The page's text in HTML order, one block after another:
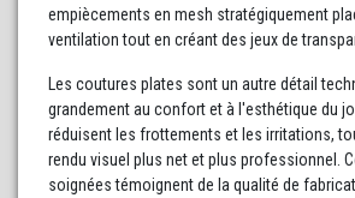
empiècements en mesh stratégiquement
ventilation tout en créant des jeux de
Les coutures plates sont un autre détail
grandement au confort et à l'esthétique du
réduisent les frottements et les irritations,
rendu visuel plus net et plus professionnel.
soignées témoignent de la qualité de